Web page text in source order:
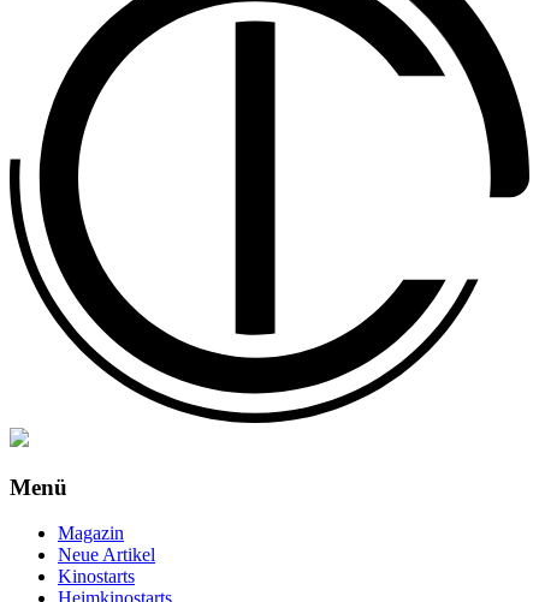
Menü
Magazin
Neue Artikel
Kinostarts